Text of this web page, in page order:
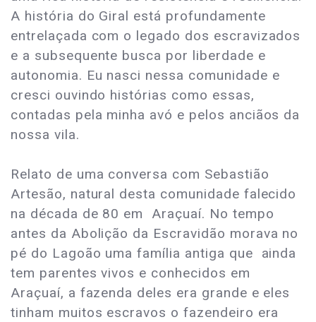
A história do Giral está profundamente
entrelaçada com o legado dos escravizados
e a subsequente busca por liberdade e
autonomia. Eu nasci nessa comunidade e
cresci ouvindo histórias como essas,
contadas pela minha avó e pelos anciãos da
nossa vila.
Relato de uma conversa com Sebastião
Artesão, natural desta comunidade falecido
na década de 80 em Araçuaí. No tempo
antes da Abolição da Escravidão morava no
pé do Lagoão uma família antiga que ainda
tem parentes vivos e conhecidos em
Araçuaí, a fazenda deles era grande e eles
tinham muitos escravos o fazendeiro era